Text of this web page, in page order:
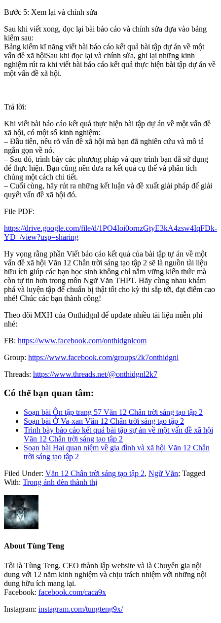
Bước 5: Xem lại và chỉnh sửa
Sau khi viết xong, đọc lại bài báo cáo và chỉnh sửa dựa vào bảng
kiểm sau:
Bảng kiểm kĩ năng viết bài báo cáo kết quả bài tập dự án về một
vấn đề xã hộiSau khi đọc lại và chính sửa, ghi lại những kinh
nghiệm rút ra khi viết bài báo cáo kết quả thực hiện bài tập dự án về
một vấn đề xã hội.
Trả lời:
Khi viết bài báo cáo kết quả thực hiện bài tập dự án về một vấn đề
xã hội, có một số kinh nghiệm:
– Đầu tiên, nêu rõ vấn đề xã hội mà bạn đã nghiên cứu và mô tả
ngắn gọn về nó.
– Sau đó, trình bày các phương pháp và quy trình bạn đã sử dụng
để thực hiện. Bạn cũng nên đưa ra kết quả cụ thể và phân tích
chúng một cách chi tiết.
– Cuối cùng, hãy rút ra những kết luận và đề xuất giải pháp để giải
quyết vấn đề xã hội đó.
File PDF:
https://drive.google.com/file/d/1PO4Ioi0ornzGtyE3kA4zsw4IqFDk-
YD_/view?usp=sharing
Hy vọng rằng phần Viết báo cáo kết quả của bài tập tự án về một
vấn đề xã hội Văn 12 Chân trời sáng tạo tập 2 sẽ là nguồn tài liệu
hữu ích giúp các bạn học sinh không chỉ nắm vững kiến thức mà
còn tự tin hơn trong môn Ngữ Văn THPT. Hãy cùng nhau khám
phá và luyện tập để chuẩn bị thật tốt cho kỳ thi sắp tới, đạt điểm cao
nhé! Chúc các bạn thành công!
Theo dõi MXH của Onthidgnl để update nhiều tài liệu miễn phí
nhé:
FB: https://www.facebook.com/onthidgnlcom
Group: https://www.facebook.com/groups/2k7onthidgnl
Threads: https://www.threads.net/@onthidgnl2k7
Có thể bạn quan tâm:
Soạn bài Ôn tập trang 57 Văn 12 Chân trời sáng tạo tập 2
Soạn bài Ở Va-xan Văn 12 Chân trời sáng tạo tập 2
Trình bày báo cáo kết quả bài tập sự án về một vấn đề xã hội
Văn 12 Chân trời sáng tạo tập 2
Soạn bài Hai quan niệm về gia đình và xã hội Văn 12 Chân
trời sáng tạo tập 2
Filed Under: Văn 12 Chân trời sáng tạo tập 2, Ngữ Văn; Tagged
With: Trong ánh đèn thành thị
About Tùng Teng
Tôi là Tùng Teng. CEO thành lập website và là Chuyên gia nội
dung với 12 năm kinh nghiệm và chịu trách nhiệm với những nội
dung hữu ích mang lại.
Facebook: facebook.com/caca9x
Instagram: instagram.com/tungteng9x/